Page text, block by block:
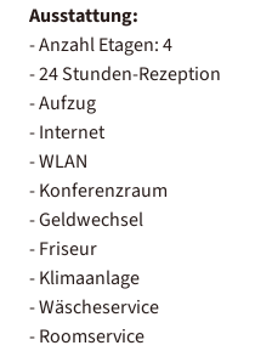
Ausstattung:
- Anzahl Etagen: 4
- 24 Stunden-Rezeption
- Aufzug
- Internet
- WLAN
- Konferenzraum
- Geldwechsel
- Friseur
- Klimaanlage
- Wäscheservice
- Roomservice